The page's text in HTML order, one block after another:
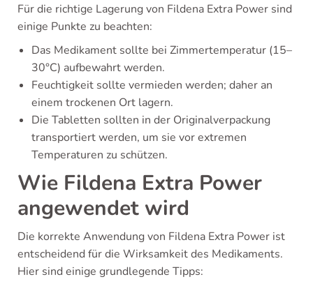
Für die richtige Lagerung von Fildena Extra Power sind
einige Punkte zu beachten:
Das Medikament sollte bei Zimmertemperatur (15–
30°C) aufbewahrt werden.
Feuchtigkeit sollte vermieden werden; daher an
einem trockenen Ort lagern.
Die Tabletten sollten in der Originalverpackung
transportiert werden, um sie vor extremen
Temperaturen zu schützen.
Wie Fildena Extra Power
angewendet wird
Die korrekte Anwendung von Fildena Extra Power ist
entscheidend für die Wirksamkeit des Medikaments.
Hier sind einige grundlegende Tipps: